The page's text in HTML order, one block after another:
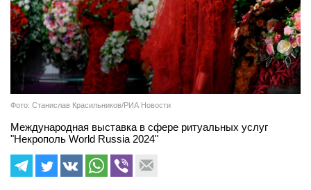
Фото: Станислав Красильников/РИА Новости
Международная выставка в сфере ритуальных услуг
"Некрополь World Russia 2024"